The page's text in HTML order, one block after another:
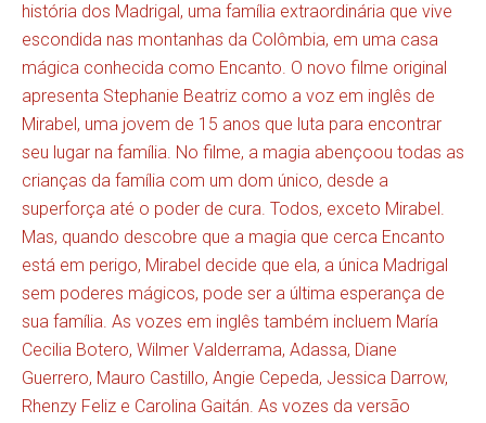
história dos Madrigal, uma família extraordinária que vive
escondida nas montanhas da Colômbia, em uma casa
mágica conhecida como Encanto. O novo filme original
apresenta Stephanie Beatriz como a voz em inglês de
Mirabel, uma jovem de 15 anos que luta para encontrar
seu lugar na família. No filme, a magia abençoou todas as
crianças da família com um dom único, desde a
superforça até o poder de cura. Todos, exceto Mirabel.
Mas, quando descobre que a magia que cerca Encanto
está em perigo, Mirabel decide que ela, a única Madrigal
sem poderes mágicos, pode ser a última esperança de
sua família. As vozes em inglês também incluem María
Cecilia Botero, Wilmer Valderrama, Adassa, Diane
Guerrero, Mauro Castillo, Angie Cepeda, Jessica Darrow,
Rhenzy Feliz e Carolina Gaitán. As vozes da versão